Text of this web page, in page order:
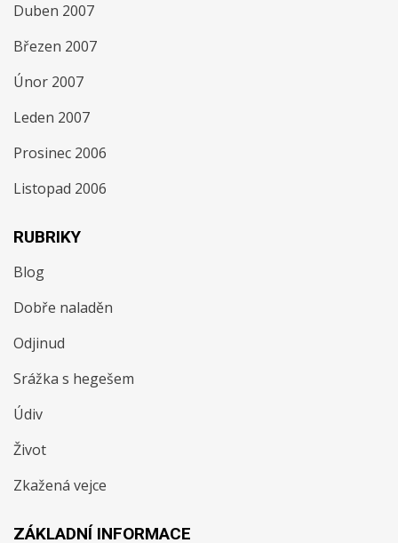
Duben 2007
Březen 2007
Únor 2007
Leden 2007
Prosinec 2006
Listopad 2006
RUBRIKY
Blog
Dobře naladěn
Odjinud
Srážka s hegešem
Údiv
Život
Zkažená vejce
ZÁKLADNÍ INFORMACE